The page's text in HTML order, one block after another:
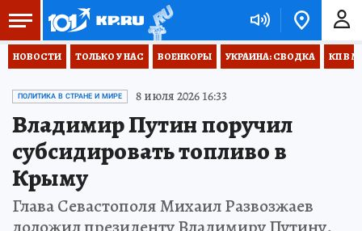
НОВОСТИ ТОЛЬКО У НАС ВОЕНКОРЫ УКРАИНА: СВОДКА КП В
ПОЛИТИКА В СТРАНЕ И МИРЕ 8 июля 2026 16:33
Владимир Путин поручил
субсидировать топливо в
Крыму
Глава Севастополя Михаил Развозжаев